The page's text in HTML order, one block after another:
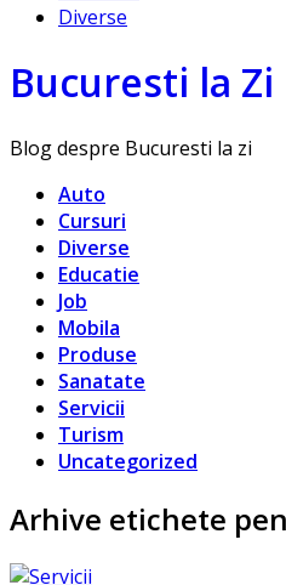
Diverse
Bucuresti la Zi
Blog despre Bucuresti la zi
Auto
Cursuri
Diverse
Educatie
Job
Mobila
Produse
Sanatate
Servicii
Turism
Uncategorized
Arhive etichete